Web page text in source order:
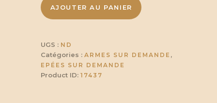
StarkAJOUTER AU PANIER
UGS : ND
Catégories : ARMES SUR DEMANDE ,
EPÉES SUR DEMANDE
Product ID: 17437